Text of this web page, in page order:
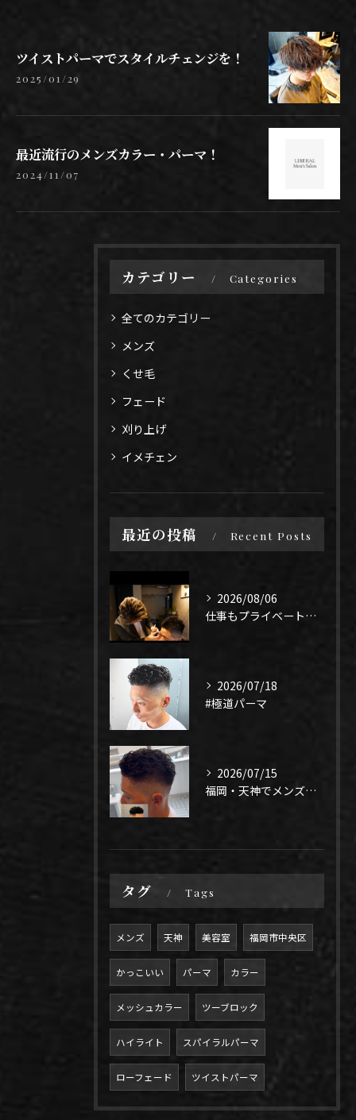
ツイストパーマでスタイルチェンジを！
2025/01/29
最近流行のメンズカラー・パーマ！
2024/11/07
カテゴリー Categories
全てのカテゴリー
メンズ
くせ毛
フェード
刈り上げ
イメチェン
最近の投稿 Recent Posts
2026/08/06
仕事もプライベートも上手く1年、になるよう頑張りたい！
2026/07/18
#極道パーマ
2026/07/15
福岡・天神でメンズパーマ迷ってる人✂️
タグ Tags
メンズ 天神 美容室 福岡市中央区
かっこいい パーマ カラー
メッシュカラー ツーブロック
ハイライト スパイラルパーマ
ローフェード ツイストパーマ